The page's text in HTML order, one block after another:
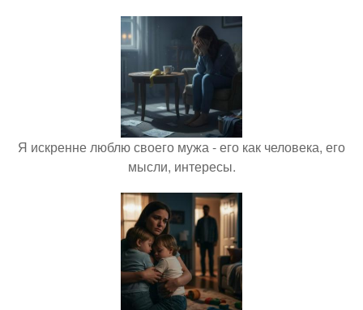
Я искренне люблю своего мужа - его как человека, его
мысли, интересы.